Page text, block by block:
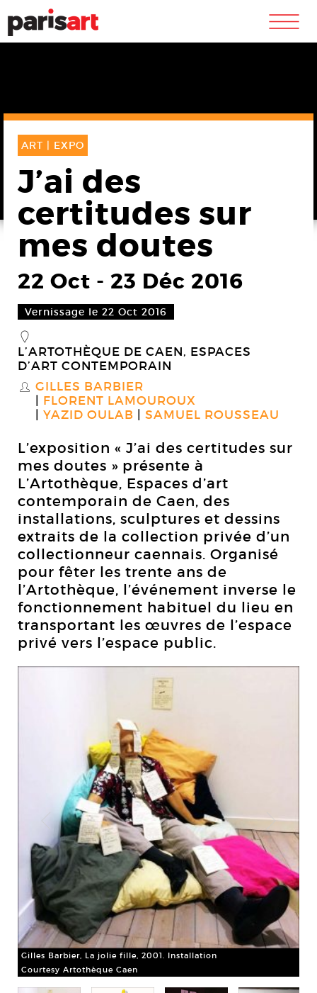
m
ART | EXPO
J’ai des
certitudes sur
mes doutes
22 Oct - 23 Déc 2016
Vernissage le 22 Oct 2016
_
L’ARTOTHÈQUE DE CAEN, ESPACES
D’ART CONTEMPORAIN
S GILLES BARBIER
FLORENT LAMOUROUX
YAZID OULAB
SAMUEL ROUSSEAU
L’exposition « J’ai des certitudes sur
mes doutes » présente à
L’Artothèque, Espaces d’art
contemporain de Caen, des
installations, sculptures et dessins
extraits de la collection privée d’un
collectionneur caennais. Organisé
pour fêter les trente ans de
l’Artothèque, l’événement inverse le
fonctionnement habituel du lieu en
transportant les œuvres de l’espace
privé vers l’espace public.
Gilles Barbier, La jolie fille, 2001. Installation
Courtesy Artothèque Caen